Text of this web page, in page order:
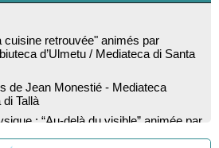
d’Ulmetu / Mediateca di Santa
Tallà
- Médiathèque - Pitretu è